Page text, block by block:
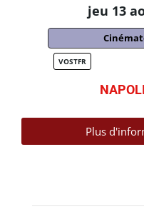
jeu 13
VOSTFR
Plus